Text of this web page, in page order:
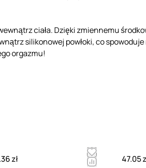
ciała. Dzięki zmiennemu
silikonowej powłoki, co
orgazmu!
zł 47.05